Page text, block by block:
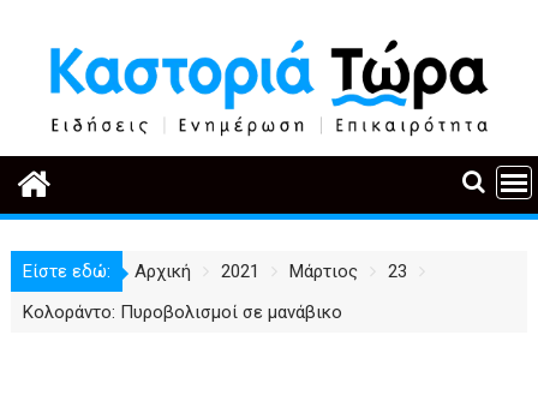
περιεχόμενο
Είστε εδώ: Αρχική 2021 Μάρτιος
23
Κολοράντο: Πυροβολισμοί σε μανάβικο